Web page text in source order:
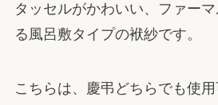
タッセルがかわいい、ファー
る風呂敷タイプの袱紗です。
こちらは、慶弔どちらでも使